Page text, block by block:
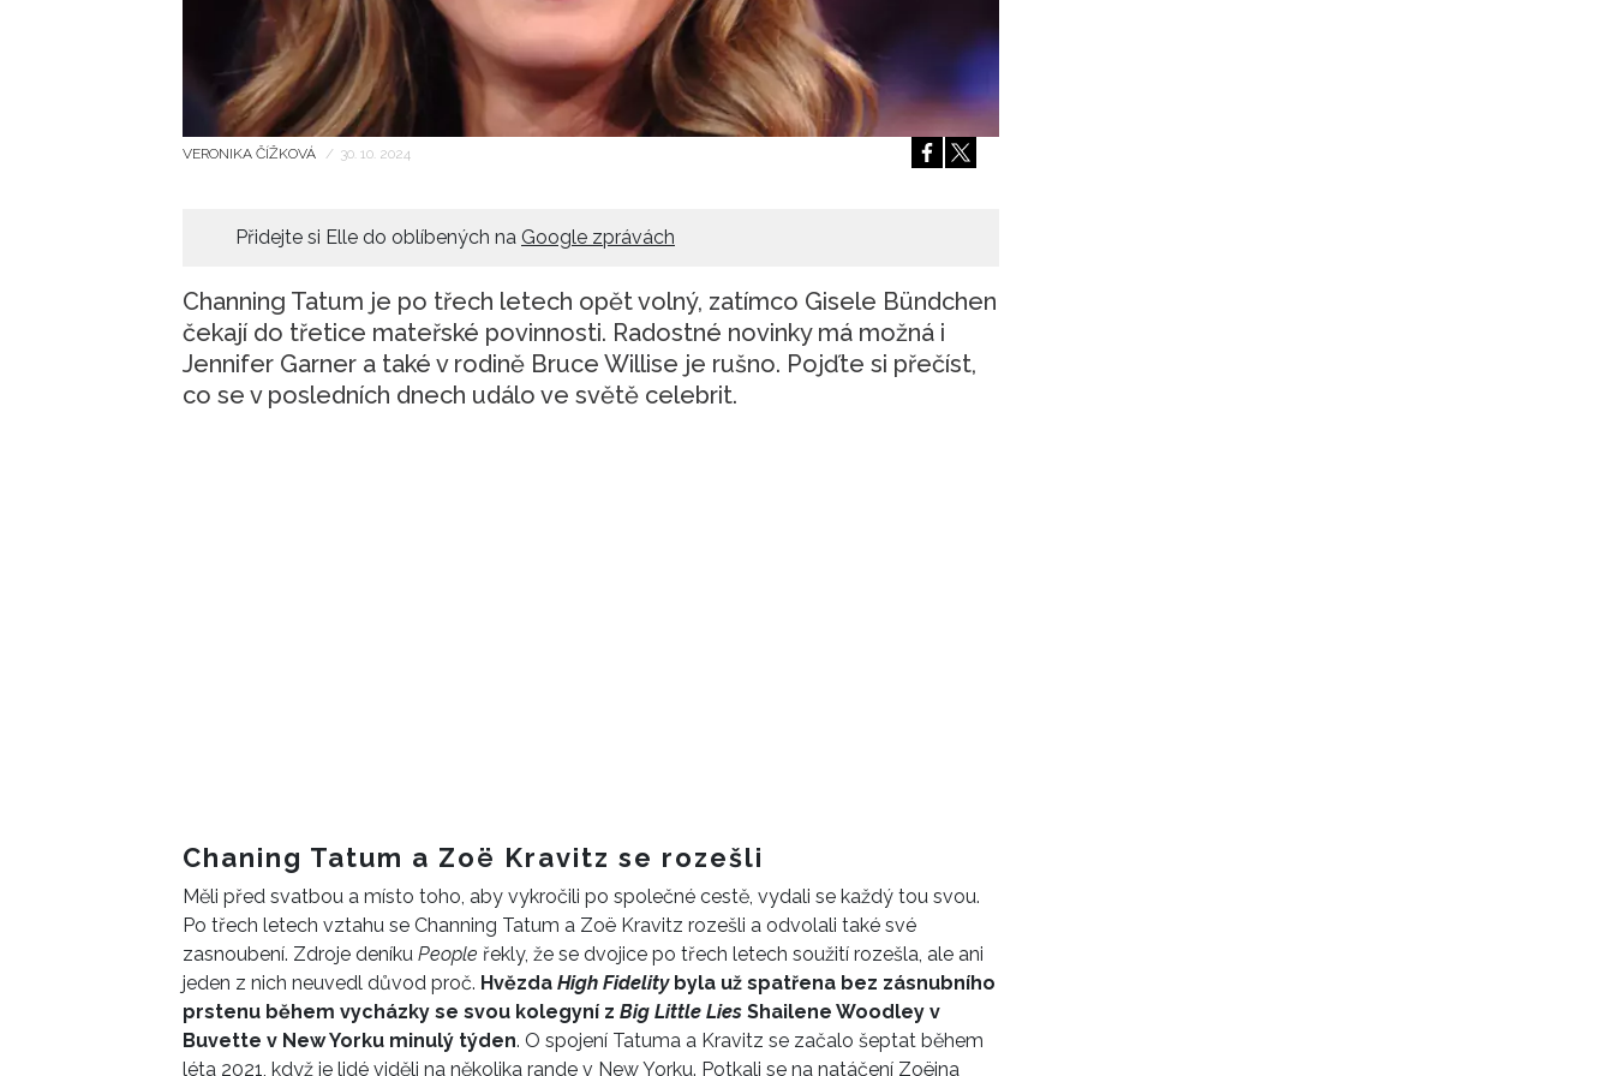
Přihlášením k newsletteru souhlasíte s
společnosti BurdaMedia Extra s.r.o.
Zásadami ochrany soukromí
pracovat zejména k organizaci a vyhodnocení akce a zasílání novinek.
Chcete navíc dostávat i další zajímavé a exkluzivní informace od našich partnerů?
VERONIKA ČÍŽKOVÁ / 30. 10. 2024
Přidejte si Elle do oblíbených na Google zprávách
Channing Tatum je po třech letech opět volný, zatímco Gisele Bündchen
čekají do třetice mateřské povinnosti. Radostné novinky má možná i
Jennifer Garner a také v rodině Bruce Willise je rušno. Pojďte si přečíst,
co se v posledních dnech událo ve světě celebrit.
Chaning Tatum a Zoë Kravitz se rozešli
Měli před svatbou a místo toho, aby vykročili po společné cestě, vydali se každý tou svou.
Po třech letech vztahu se Channing Tatum a Zoë Kravitz rozešli a odvolali také své
zasnoubení. Zdroje deníku People řekly, že se dvojice po třech letech soužití rozešla, ale ani
jeden z nich neuvedl důvod proč. Hvězda High Fidelitybyla už spatřena bez zásnubního
prstenu během vycházky se svou kolegyní z Big Little Lies Shailene Woodley v
Buvette v New Yorku minulý týden. O spojení Tatuma a Kravitz se začalo šeptat během
léta 2021, když je lidé viděli na několika rande v New Yorku. Potkali se na natáčení Zoëina